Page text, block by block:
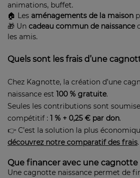
animations, buffet.
🏠 Les aménagements de la maison
🎁 Un cadeau commun de naissance
les amis.
Quels sont les frais d’une
Chez Kagnotte, la création d’une
naissance est 100 % gratuite.
Seules les contributions sont
compétitif : 1 % + 0,25 € par don.
👉 C’est la solution la plus
découvrez notre comparatif des frais.
Que financer avec une cagnotte
Une cagnotte naissance permet de